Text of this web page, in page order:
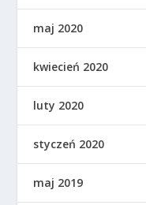
maj 2020
kwiecień 2020
luty 2020
styczeń 2020
maj 2019